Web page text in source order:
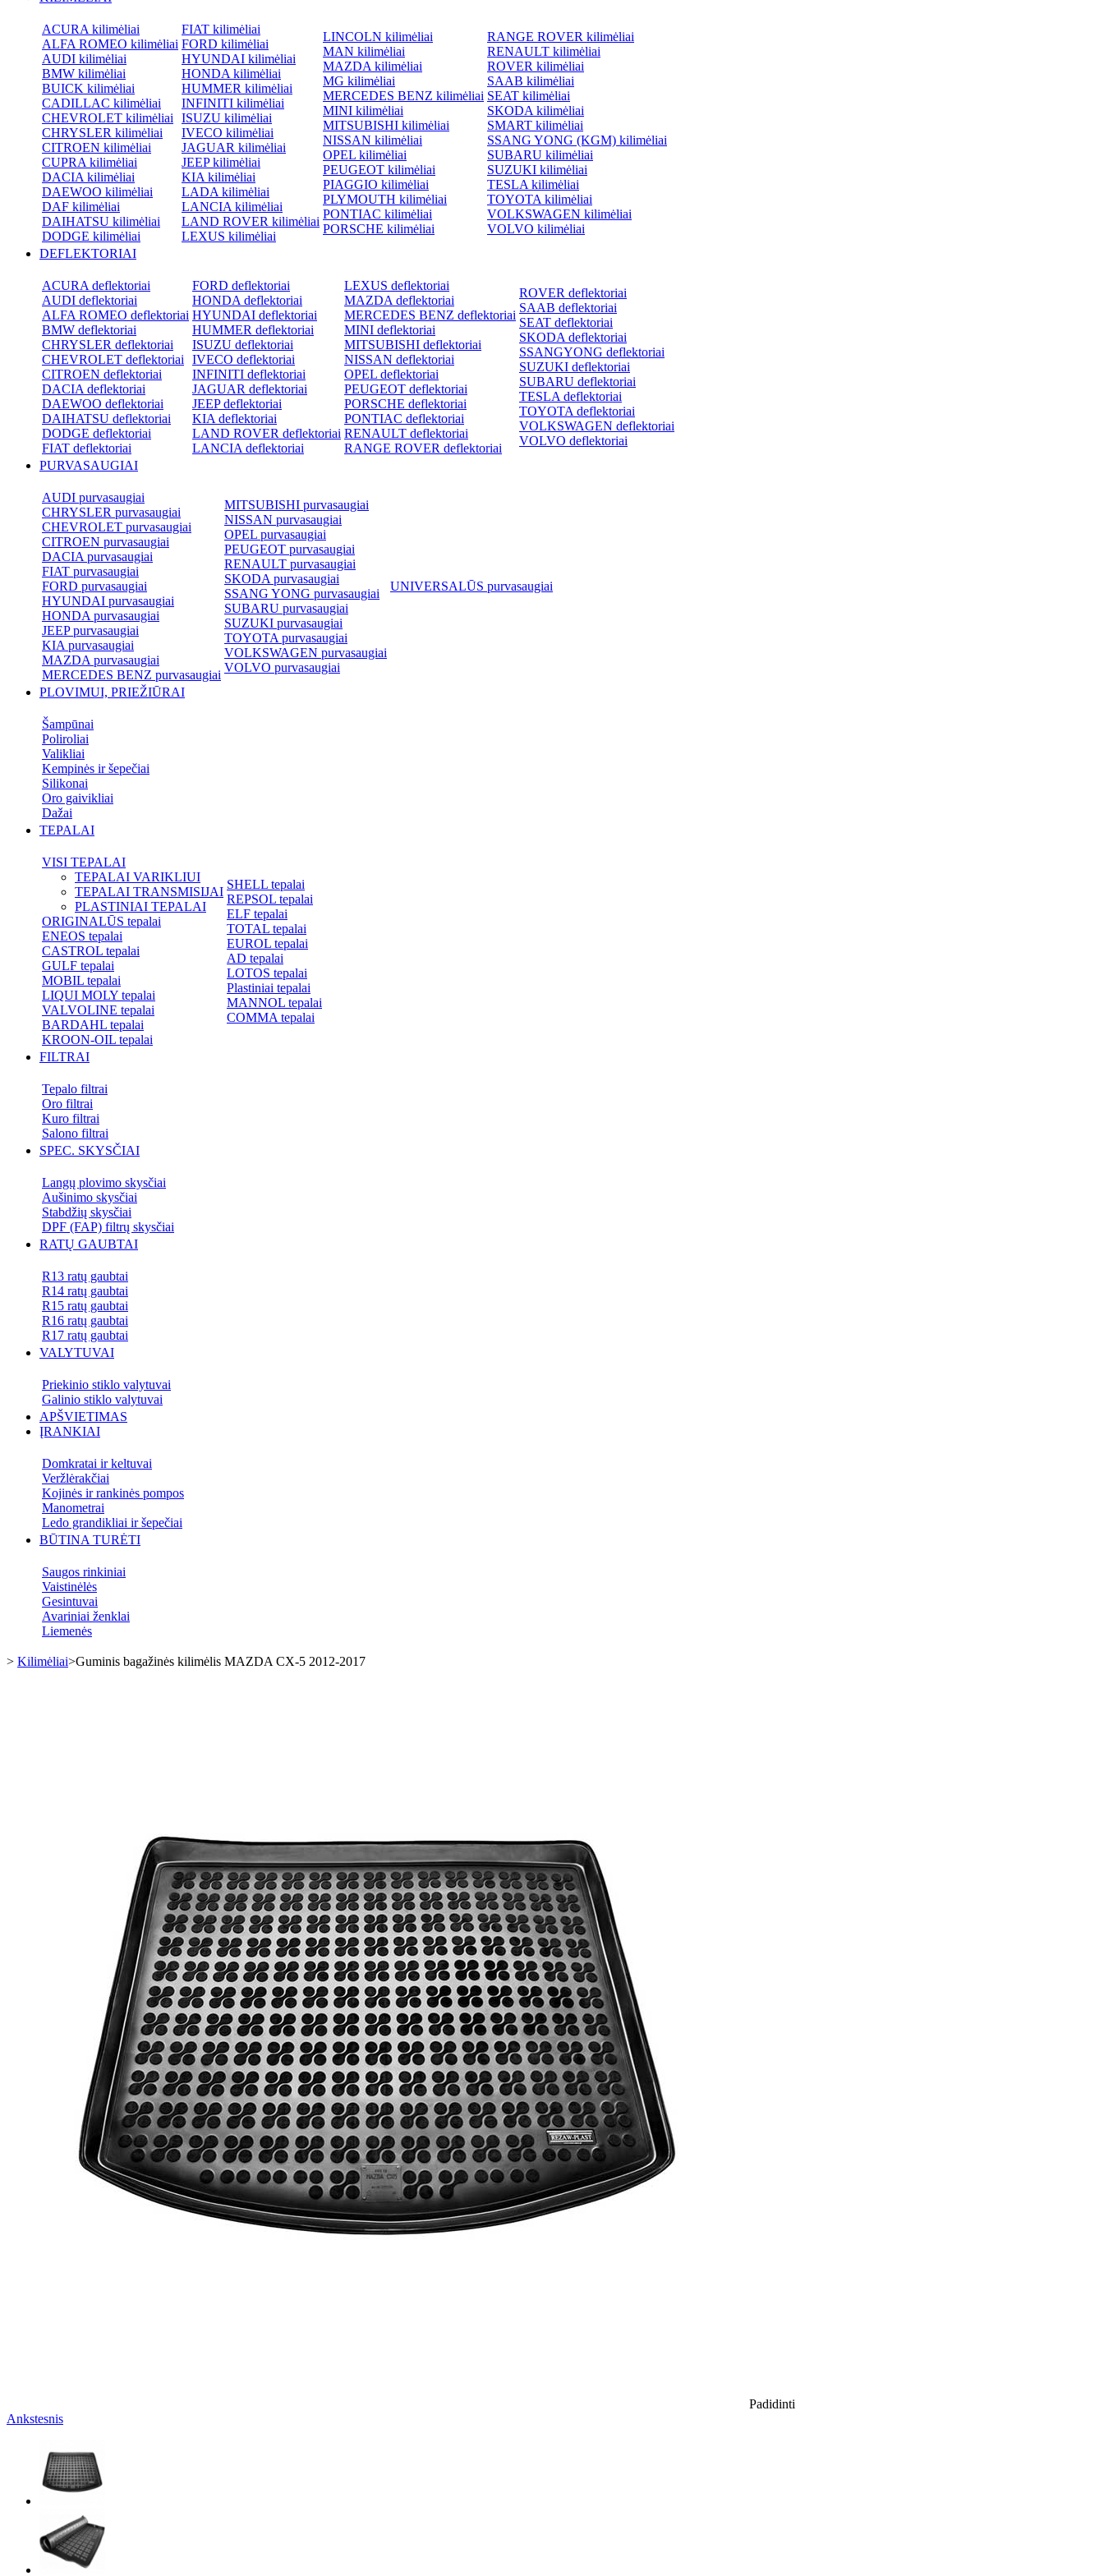
ACURA kilimėliai
ALFA ROMEO kilimėliai
AUDI kilimėliai
BMW kilimėliai
BUICK kilimėliai
CADILLAC kilimėliai
CHEVROLET kilimėliai
CHRYSLER kilimėliai
CITROEN kilimėliai
CUPRA kilimėliai
DACIA kilimėliai
DAEWOO kilimėliai
DAF kilimėliai
DAIHATSU kilimėliai
DODGE kilimėliai
FIAT kilimėliai
FORD kilimėliai
HYUNDAI kilimėliai
HONDA kilimėliai
HUMMER kilimėliai
INFINITI kilimėliai
ISUZU kilimėliai
IVECO kilimėliai
JAGUAR kilimėliai
JEEP kilimėliai
KIA kilimėliai
LADA kilimėliai
LANCIA kilimėliai
LAND ROVER kilimėliai
LEXUS kilimėliai
LINCOLN kilimėliai
MAN kilimėliai
MAZDA kilimėliai
MG kilimėliai
MERCEDES BENZ kilimėliai
MINI kilimėliai
MITSUBISHI kilimėliai
NISSAN kilimėliai
OPEL kilimėliai
PEUGEOT kilimėliai
PIAGGIO kilimėliai
PLYMOUTH kilimėliai
PONTIAC kilimėliai
PORSCHE kilimėliai
RANGE ROVER kilimėliai
RENAULT kilimėliai
ROVER kilimėliai
SAAB kilimėliai
SEAT kilimėliai
SKODA kilimėliai
SMART kilimėliai
SSANG YONG (KGM) kilimėliai
SUBARU kilimėliai
SUZUKI kilimėliai
TESLA kilimėliai
TOYOTA kilimėliai
VOLKSWAGEN kilimėliai
VOLVO kilimėliai
DEFLEKTORIAI
ACURA deflektoriai
AUDI deflektoriai
ALFA ROMEO deflektoriai
BMW deflektoriai
CHRYSLER deflektoriai
CHEVROLET deflektoriai
CITROEN deflektoriai
DACIA deflektoriai
DAEWOO deflektoriai
DAIHATSU deflektoriai
DODGE deflektoriai
FIAT deflektoriai
FORD deflektoriai
HONDA deflektoriai
HYUNDAI deflektoriai
HUMMER deflektoriai
ISUZU deflektoriai
IVECO deflektoriai
INFINITI deflektoriai
JAGUAR deflektoriai
JEEP deflektoriai
KIA deflektoriai
LAND ROVER deflektoriai
LANCIA deflektoriai
LEXUS deflektoriai
MAZDA deflektoriai
MERCEDES BENZ deflektoriai
MINI deflektoriai
MITSUBISHI deflektoriai
NISSAN deflektoriai
OPEL deflektoriai
PEUGEOT deflektoriai
PORSCHE deflektoriai
PONTIAC deflektoriai
RENAULT deflektoriai
RANGE ROVER deflektoriai
ROVER deflektoriai
SAAB deflektoriai
SEAT deflektoriai
SKODA deflektoriai
SSANGYONG deflektoriai
SUZUKI deflektoriai
SUBARU deflektoriai
TESLA deflektoriai
TOYOTA deflektoriai
VOLKSWAGEN deflektoriai
VOLVO deflektoriai
PURVASAUGIAI
AUDI purvasaugiai
CHRYSLER purvasaugiai
CHEVROLET purvasaugiai
CITROEN purvasaugiai
DACIA purvasaugiai
FIAT purvasaugiai
FORD purvasaugiai
HYUNDAI purvasaugiai
HONDA purvasaugiai
JEEP purvasaugiai
KIA purvasaugiai
MAZDA purvasaugiai
MERCEDES BENZ purvasaugiai
MITSUBISHI purvasaugiai
NISSAN purvasaugiai
OPEL purvasaugiai
PEUGEOT purvasaugiai
RENAULT purvasaugiai
SKODA purvasaugiai
SSANG YONG purvasaugiai
SUBARU purvasaugiai
SUZUKI purvasaugiai
TOYOTA purvasaugiai
VOLKSWAGEN purvasaugiai
VOLVO purvasaugiai
UNIVERSALŪS purvasaugiai
PLOVIMUI, PRIEŽIŪRAI
Šampūnai
Poliroliai
Valikliai
Kempinės ir šepečiai
Silikonai
Oro gaivikliai
Dažai
TEPALAI
VISI TEPALAI
TEPALAI VARIKLIUI
TEPALAI TRANSMISIJAI
PLASTINIAI TEPALAI
ORIGINALŪS tepalai
ENEOS tepalai
CASTROL tepalai
GULF tepalai
MOBIL tepalai
LIQUI MOLY tepalai
VALVOLINE tepalai
BARDAHL tepalai
KROON-OIL tepalai
SHELL tepalai
REPSOL tepalai
ELF tepalai
TOTAL tepalai
EUROL tepalai
AD tepalai
LOTOS tepalai
Plastiniai tepalai
MANNOL tepalai
COMMA tepalai
FILTRAI
Tepalo filtrai
Oro filtrai
Kuro filtrai
Salono filtrai
SPEC. SKYSČIAI
Langų plovimo skysčiai
Aušinimo skysčiai
Stabdžių skysčiai
DPF (FAP) filtrų skysčiai
RATŲ GAUBTAI
R13 ratų gaubtai
R14 ratų gaubtai
R15 ratų gaubtai
R16 ratų gaubtai
R17 ratų gaubtai
VALYTUVAI
Priekinio stiklo valytuvai
Galinio stiklo valytuvai
APŠVIETIMAS
ĮRANKIAI
Domkratai ir keltuvai
Veržlėrakčiai
Kojinės ir rankinės pompos
Manometrai
Ledo grandikliai ir šepečiai
BŪTINA TURĖTI
Saugos rinkiniai
Vaistinėlės
Gesintuvai
Avariniai ženklai
Liemenės
> Kilimėliai>Guminis bagažinės kilimėlis MAZDA CX-5 2012-2017
Padidinti
Ankstesnis